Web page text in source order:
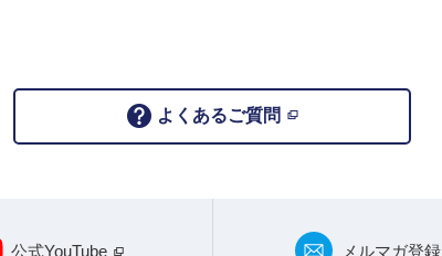
よくあるご質問
公式YouTube メルマガ登録